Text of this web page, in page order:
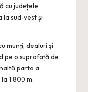
cu județele
la sud-vest și
munți, dealuri și
pe o suprafață de
parte a
1.800 m.